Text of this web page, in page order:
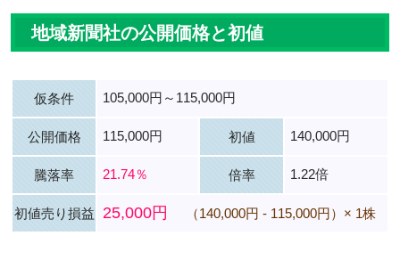
地域新聞社の公開価格と初値
仮条件 105,000円～115,000円
公開価格 115,000円 初値 140,000円
騰落率 21.74％ 倍率 1.22倍
初値売り損益 25,000円 （140,000円 - 115,000円）× 1株